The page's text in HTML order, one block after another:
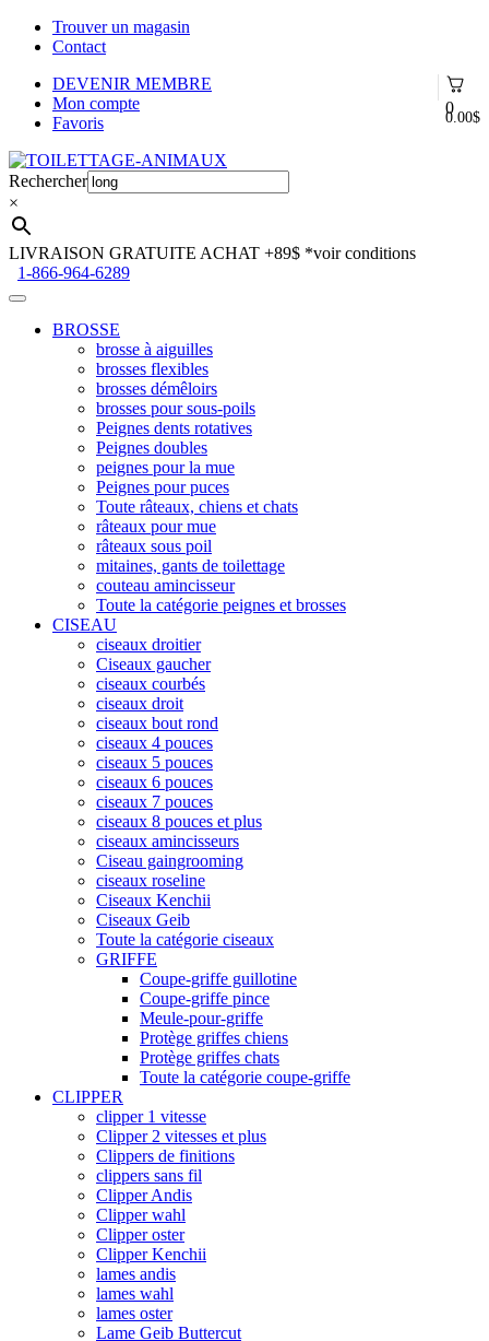
Trouver un magasin
Contact
0
0.00$
DEVENIR MEMBRE
Mon compte
Favoris
Aller
à
la
navigation
Aller
au
contenu
Rechercher
×
LIVRAISON GRATUITE ACHAT +89$ *voir conditions
1-866-964-6289
BROSSE
brosse à aiguilles
brosses flexibles
brosses démêloirs
brosses pour sous-poils
Peignes dents rotatives
Peignes doubles
peignes pour la mue
Peignes pour puces
Toute râteaux, chiens et chats
râteaux pour mue
râteaux sous poil
mitaines, gants de toilettage
couteau amincisseur
Toute la catégorie peignes et brosses
CISEAU
ciseaux droitier
Ciseaux gaucher
ciseaux courbés
ciseaux droit
ciseaux bout rond
ciseaux 4 pouces
ciseaux 5 pouces
ciseaux 6 pouces
ciseaux 7 pouces
ciseaux 8 pouces et plus
ciseaux amincisseurs
Ciseau gaingrooming
ciseaux roseline
Ciseaux Kenchii
Ciseaux Geib
Toute la catégorie ciseaux
GRIFFE
Coupe-griffe guillotine
Coupe-griffe pince
Meule-pour-griffe
Protège griffes chiens
Protège griffes chats
Toute la catégorie coupe-griffe
CLIPPER
clipper 1 vitesse
Clipper 2 vitesses et plus
Clippers de finitions
clippers sans fil
Clipper Andis
Clipper wahl
Clipper oster
Clipper Kenchii
lames andis
lames wahl
lames oster
Lame Geib Buttercut